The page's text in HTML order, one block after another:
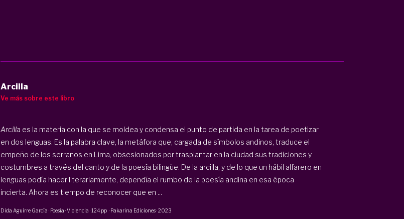
Arcilla
Ve más sobre este libro
Arcilla es la materia con la que se moldea y condensa el punto de partida en la tarea de poetizar
en dos lenguas. Es la palabra clave, la metáfora que, cargada de símbolos andinos, traduce el
empeño de los serranos en Lima, obsesionados por trasplantar en la ciudad sus tradiciones y
costumbres a través del canto y de la poesía bilingüe. De la arcilla, y de lo que un hábil alfarero en
lenguas podía hacer literariamente, dependía el rumbo de la poesía andina en esa época
incierta. Ahora es tiempo de reconocer que en ...
Dida Aguirre García · Poesía · Violencia ·124 pp· Pakarina Ediciones·2023